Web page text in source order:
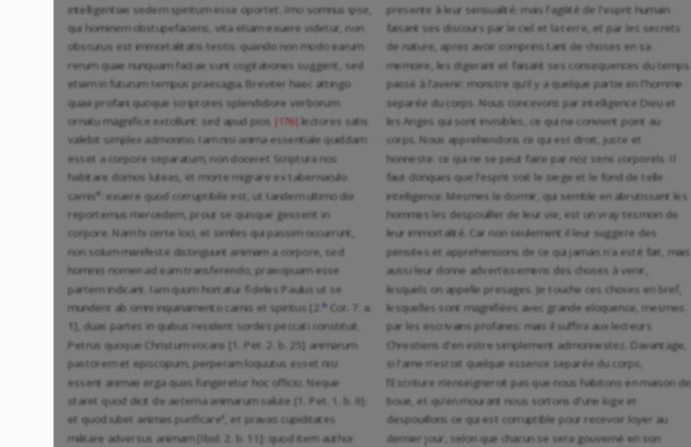
intelligentiae sedem spiritum esse oportet. Imo somnus ipse,
qui hominem obstupefaciens, vita etiam exuere videtur, non
obscurus est immortalitatis testis: quando non modo earum
rerum quae nunquam factae sunt cogitationes suggerit, sed
etiam in futurum tempus praesagia. Breviter haec attingo
quae profani quoque scriptores splendidiore verborum
ornatu magnifice extollunt: sed apud pios
|176| lectores satis
valebit simplex admonitio. Iam nisi anima essentiale quiddam
esset a corpore separatum, non doceret Scriptura nos
habitare domos luteas, et morte migrare ex tabernaculo
carnisa : exuere quod corruptibile est, ut tandem ultimo die
reportemus mercedem, prout se quisque gesserit in
corpore. Nam hi certe loci, et similes qui passim occurrunt,
non solum manifeste distinguunt animam a corpore, sed
hominis nomen ad eam transferendo, praecipuam esse
partem indicant. Iam quum hortatur fideles Paulus ut se
mundent ab omni inquinamento carnis et spiritus [2. b Cor. 7. a.
1], duas partes in quibus resident sordes peccati constituit.
Petrus quoque Christum vocans [1. Pet. 2. b. 25] animarum
pastorem et episcopum, perperam loquutus esset nisi
essent animae erga quas fungeretur hoc officio. Neque
staret quod dicit de aeterna animarum salute [1. Pet. 1. b. 9]:
et quod iubet animas purificarec
, et pravas cupiditates
militare adversus animam [Ibid. 2. b. 11]: quod item author
presente à leur sensualité: mais l’agilité de l’esprit humain
faisant ses discours par le ciel et la terre, et par les secrets
de nature, apres avoir comprins tant de choses en sa
memoire, les digerant et faisant ses consequences du temps
passé à l’avenir: monstre qu’il y a quelque partie en l’homme
separée du corps. Nous concevons par intelligence Dieu et
les Anges qui sont invisibles, ce qui ne convient point au
corps. Nous apprehendons ce qui est droit, juste et
honneste: ce qui ne se peut faire par noz sens corporels. Il
faut donques que l’esprit soit le siege et le fond de telle
intelligence. Mesmes le dormir, qui semble en abrutissant les
hommes les despouiller de leur vie, est un vray tesmoin de
leur immortalité. Car non seulement il leur suggere des
pensées et apprehensions de ce qui jamais n’a esté fait, mais
aussi leur donne advertissemens des choses à venir,
lesquels on appelle presages. Je touche ces choses en bref,
lesquelles sont magnifiées avec grande eloquence, mesmes
par les escrivains profanes: mais il suffira aux lecteurs
Chrestiens d’en estre simplement admonnestez. Davantage,
si l’ame n’estoit quelque essence separée du corps,
l’Escriture n’enseigneroit pas que nous habitons en maison de
boue, et qu’en mourant nous sortons d’une loge et
despouillons ce qui est corruptible pour recevoir loyer au
dernier jour, selon que chacun se sera gouverné en son